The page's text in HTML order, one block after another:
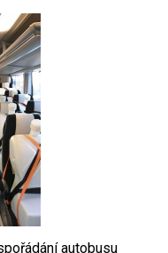
autobusu